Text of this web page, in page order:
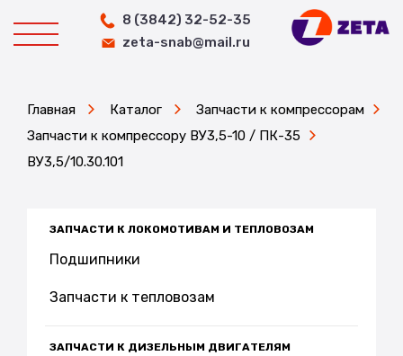
8 (3842) 32-52-35
zeta-snab@mail.ru
Главная Каталог
Запчасти к компрессорам
Запчасти к компрессору ВУ3,5-10 / ПК-35
ВУ3,5/10.30.101
ЗАПЧАСТИ К ЛОКОМОТИВАМ И ТЕПЛОВОЗАМ
Подшипники
Запчасти к тепловозам
ЗАПЧАСТИ К ДИЗЕЛЬНЫМ ДВИГАТЕЛЯМ